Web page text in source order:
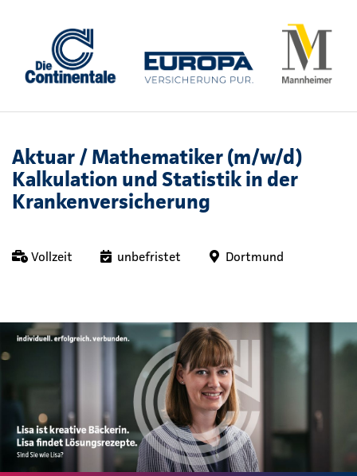
Aktuar / Mathematiker (m/w/d)
Kalkulation und Statistik in der
Krankenversicherung
Vollzeit unbefristet Dortmund